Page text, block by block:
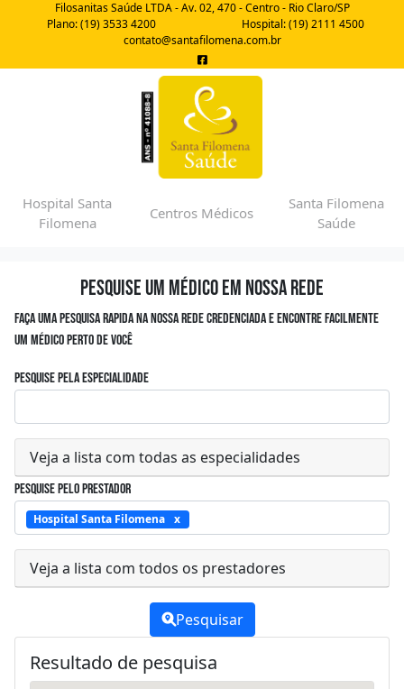
Filosanitas Saúde LTDA - Av. 02, 470 - Centro - Rio Claro/SP
Plano: (19) 3533 4200
Hospital: (19) 2111 4500
contato@santafilomena.com.br
Hospital Santa
Filomena
Centros Médicos
Santa Filomena
Saúde
Pesquise um médico em nossa rede
Faça uma pesquisa rapida na nossa rede credenciada e encontre facilmente
um médico perto de você
Pesquise pela especialidade
Veja a lista com todas as especialidades
Pesquise pelo prestador
Hospital Santa Filomena
Veja a lista com todos os prestadores
Pesquisar
Resultado de pesquisa